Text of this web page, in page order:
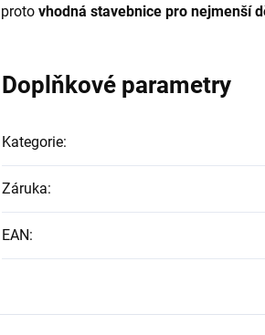
proto vhodná stavebnice pro nejmenší
Doplňkové parametry
Kategorie:
Záruka:
EAN: